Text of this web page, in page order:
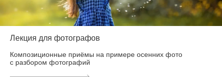
Лекция для фотографов
Композиционные приёмы на примере осенних фото
с разбором фотографий